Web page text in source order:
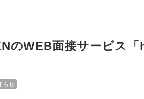
のWEB面接サービス
らせ